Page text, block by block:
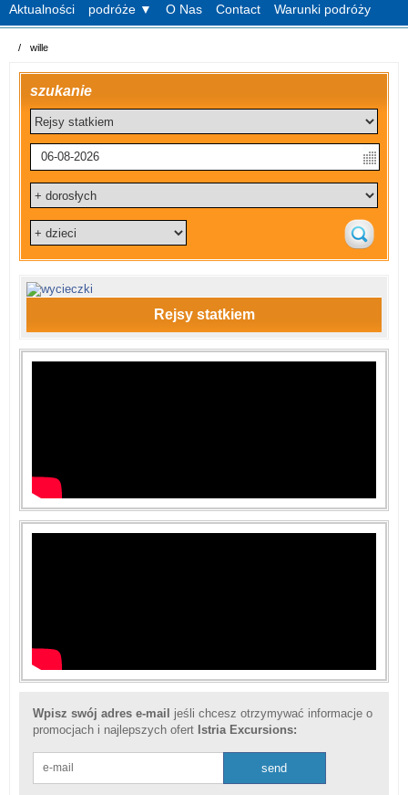
Aktualności podróże ▼ O Nas Contact Warunki podróży
/ wille
szukanie
Rejsy statkiem
Wpisz swój adres e-mail
jeśli chcesz otrzymywać informacje o
promocjach i najlepszych ofert Istria Excursions: